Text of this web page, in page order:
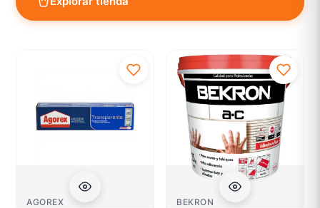
AGOREX BEKRON